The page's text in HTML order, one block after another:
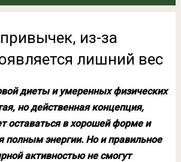
из-за
лишний вес
диеты и умеренных физических
но действенная концепция,
оставаться в хорошей форме и
полным энергии. Но и правильное
активностью не смогут